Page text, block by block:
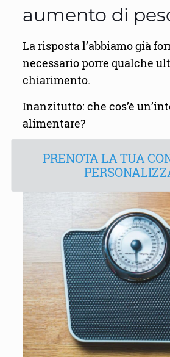
aumento di
La risposta l’abbiamo già
necessario porre qualche
chiarimento.
Inanzitutto: che cos’è
alimentare?
PRENOTA LA TUA